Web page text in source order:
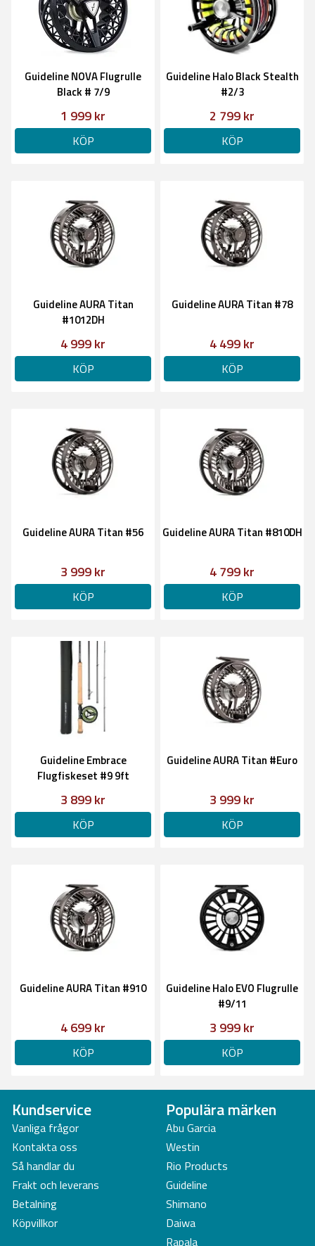
Guideline NOVA Flugrulle
Black # 7/9
1 999 kr
KÖP
Guideline Halo Black Stealth
#2/3
2 799 kr
KÖP
Guideline AURA Titan
#1012DH
4 999 kr
KÖP
Guideline AURA Titan #78
4 499 kr
KÖP
Guideline AURA Titan #56
3 999 kr
KÖP
Guideline AURA Titan #810DH
4 799 kr
KÖP
Guideline Embrace
Flugfiskeset #9 9ft
3 899 kr
KÖP
Guideline AURA Titan #Euro
3 999 kr
KÖP
Guideline AURA Titan #910
4 699 kr
KÖP
Guideline Halo EVO Flugrulle
#9/11
3 999 kr
KÖP
Kundservice
Vanliga frågor
Kontakta oss
Så handlar du
Frakt och leverans
Betalning
Köpvillkor
Populära märken
Abu Garcia
Westin
Rio Products
Guideline
Shimano
Daiwa
Rapala